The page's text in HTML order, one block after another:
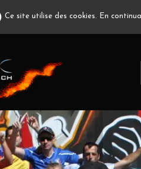
Ce site utilise des cookies. En